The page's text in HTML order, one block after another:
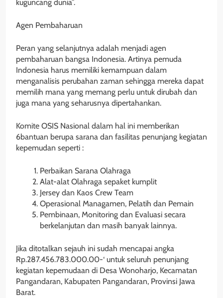
kuguncang dunia”.
Agen Pembaharuan
Peran yang selanjutnya adalah menjadi agen
pembaharuan bangsa Indonesia. Artinya pemuda
Indonesia harus memiliki kemampuan dalam
menganalisis perubahan zaman sehingga mereka dapat
memilih mana yang memang perlu untuk dirubah dan
juga mana yang seharusnya dipertahankan.
Komite OSIS Nasional dalam hal ini memberikan
6bantuan berupa sarana dan fasilitas penunjang kegiatan
kepemudan seperti :
Perbaikan Sarana Olahraga
Alat-alat Olahraga sepaket kumplit
Jersey dan Kaos Crew Team
Operasional Managamen, Pelatih dan Pemain
Pembinaan, Monitoring dan Evaluasi secara
berkelanjutan dan masih banyak lainnya.
Jika ditotalkan sejauh ini sudah mencapai angka
Rp.287.456.783.000.00-‘ untuk seluruh penunjang
kegiatan kepemudaan di Desa Wonoharjo, Kecamatan
Pangandaran, Kabupaten Pangandaran, Provinsi Jawa
Barat.